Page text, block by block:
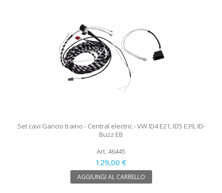
Set cavi Gancio traino - Central electric - VW ID4 E21, ID5 E39, ID-
Buzz EB
Art. 46445
129,00 €
AGGIUNGI AL CARRELLO